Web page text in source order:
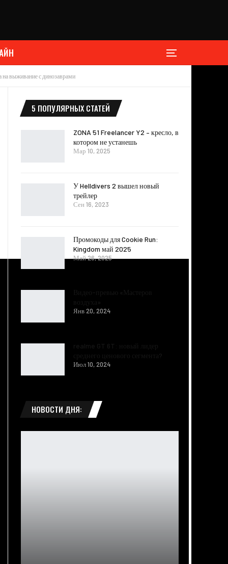
на выживание с динозаврами
5 ПОПУЛЯРНЫХ СТАТЕЙ
ZONA 51 Freelancer Y2 – кресло, в
котором не устанешь
Мар 10, 2025
У Helldivers 2 вышел новый
трейлер
Сен 16, 2023
Промокоды для Cookie Run:
Kingdom май 2025
Май 26, 2025
Янв 20, 2024
Июл 10, 2024
НОВОСТИ ДНЯ: